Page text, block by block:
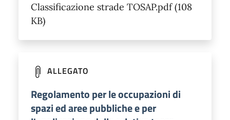
Classificazione strade TOSAP.pdf (108
KB)
ALLEGATO
Regolamento per le occupazioni di
spazi ed aree pubbliche e per